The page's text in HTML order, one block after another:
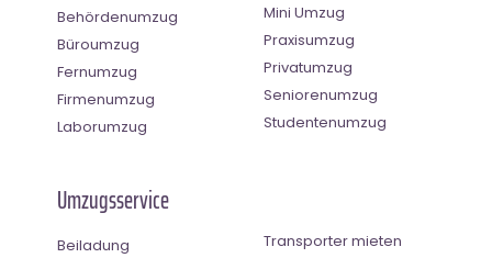
Behördenumzug
Büroumzug
Fernumzug
Firmenumzug
Laborumzug
Mini Umzug
Praxisumzug
Privatumzug
Seniorenumzug
Studentenumzug
Umzugsservice
Beiladung
Transporter mieten